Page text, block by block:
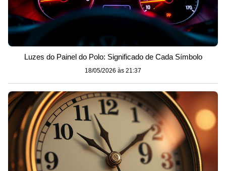
Luzes do Painel do Polo: Significado de Cada Símbolo
18/05/2026 às 21:37